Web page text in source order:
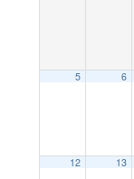
5 6
12 13